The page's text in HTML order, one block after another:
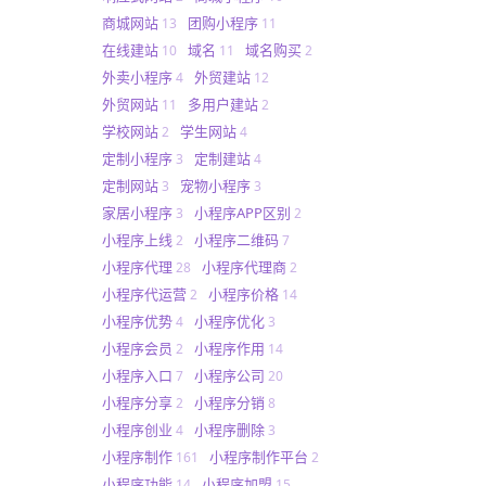
商城网站 13 团购小程序 11
在线建站 10 域名 11 域名购买 2
外卖小程序 4 外贸建站 12
外贸网站 11 多用户建站 2
学校网站 2 学生网站 4
定制小程序 3 定制建站 4
定制网站 3 宠物小程序 3
家居小程序 3 小程序APP区别 2
小程序上线 2 小程序二维码 7
小程序代理 28 小程序代理商 2
小程序代运营 2 小程序价格 14
小程序优势 4 小程序优化 3
小程序会员 2 小程序作用 14
小程序入口 7 小程序公司 20
小程序分享 2 小程序分销 8
小程序创业 4 小程序删除 3
小程序制作 161 小程序制作平台 2